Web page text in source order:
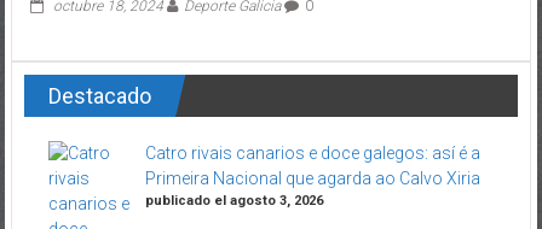
octubre 18, 2024 Deporte Galicia 0
Destacado
Catro rivais canarios e doce galegos: así é a
Primeira Nacional que agarda ao Calvo Xiria
publicado el agosto 3, 2026